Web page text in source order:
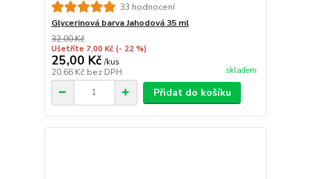
33 hodnocení
Glycerinová barva Jahodová 35 ml
32,00 Kč
Ušetříte 7,00 Kč (- 22 %)
25,00 Kč /kus
20,66 Kč bez DPH skladem
Přidat do košíku